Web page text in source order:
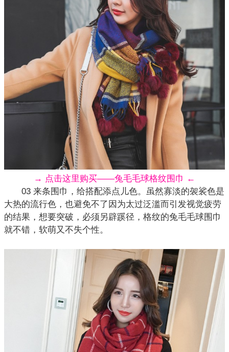
→ 点击这里购买——兔毛毛球格纹围巾 ←
03 来条围巾，给搭配添点儿色。虽然寡淡的袈裟色是
大热的流行色，也避免不了因为太过泛滥而引发视觉疲劳
的结果，想要突破，必须另辟蹊径，格纹的兔毛毛球围巾
就不错，软萌又不失个性。